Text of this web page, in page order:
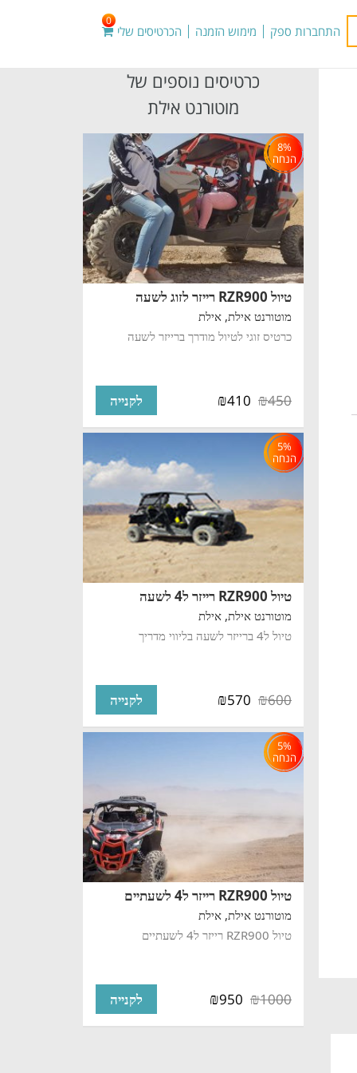
התחברות ספק מימוש הזמנה הכרטיסים שלי
0
כרטיסים נוספים של
מוטורנט אילת
8%
הנחה
טיול RZR900 רייזר לזוג לשעה
מוטורנט אילת, אילת
כרטיס זוגי לטיול מודרך ברייזר לשעה
₪450
₪410 לקנייה
5%
הנחה
טיול RZR900 רייזר ל4 לשעה
מוטורנט אילת, אילת
טיול ל4 ברייזר לשעה בליווי מדריך
₪600
₪570 לקנייה
5%
הנחה
טיול RZR900 רייזר ל4 לשעתיים
מוטורנט אילת, אילת
טיול RZR900 רייזר ל4 לשעתיים
₪1000
₪950 לקנייה